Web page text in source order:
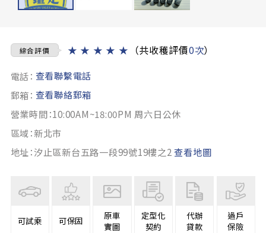
綜合評價 ★ ★ ★ ★ ★ （共收穫評價0次）
電話： 查看聯繫電話
郵箱： 查看聯絡郵箱
營業時間：10:00AM~18:00PM 周六日公休
區域：新北市
地址：汐止區新台五路一段99號19樓之2查看地圖
可試乘 可保固
原車
實圖
定型化
契約
代辦
貸款
過戶
保險